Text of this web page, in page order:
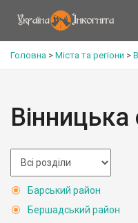
Головна > Міста та регіони >
Барський район
Бершадський район